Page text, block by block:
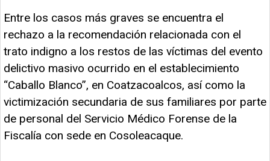
Entre los casos más graves se encuentra el
rechazo a la recomendación relacionada con el
trato indigno a los restos de las víctimas del evento
delictivo masivo ocurrido en el establecimiento
“Caballo Blanco”, en Coatzacoalcos, así como la
victimización secundaria de sus familiares por parte
de personal del Servicio Médico Forense de la
Fiscalía con sede en Cosoleacaque.